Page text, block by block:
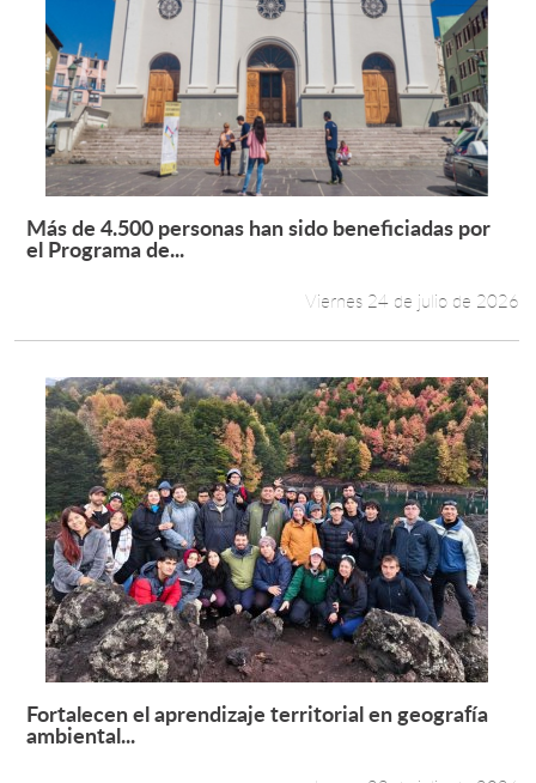
Leer más +
Más de 4.500 personas han sido beneficiadas por
el Programa de...
Viernes 24 de julio de 2026
Leer más +
Fortalecen el aprendizaje territorial en geografía
ambiental...